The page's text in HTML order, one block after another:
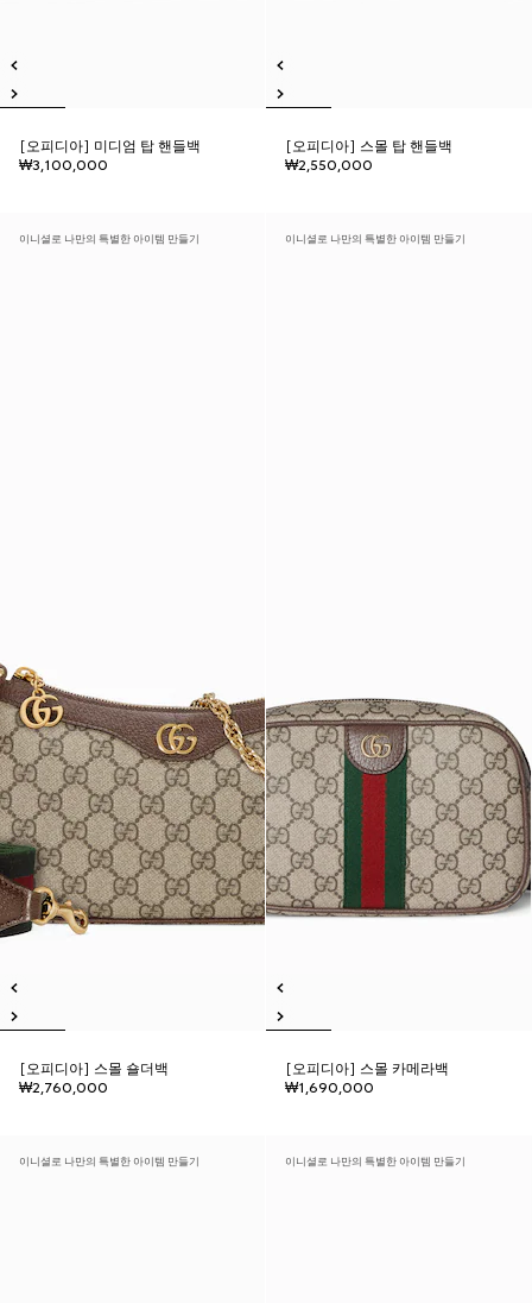
[오피디아] 미디엄 탑 핸들백
₩3,100,000
[오피디아] 스몰 탑 핸들백
₩2,550,000
이니셜로 나만의 특별한 아이템 만들기
[오피디아] 스몰 숄더백
₩2,760,000
이니셜로 나만의 특별한 아이템 만들기
[오피디아] 스몰 카메라백
₩1,690,000
이니셜로 나만의 특별한 아이템 만들기 이니셜로 나만의 특별한 아이템 만들기